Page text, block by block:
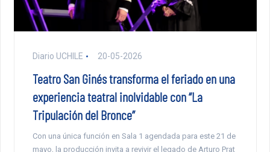
Diario UCHILE 20-05-2026
Teatro San Ginés transforma el feriado en una
experiencia teatral inolvidable con “La
Tripulación del Bronce”
Con una única función en Sala 1 agendada para este 21 de
mayo, la producción invita a revivir el legado de Arturo Prat